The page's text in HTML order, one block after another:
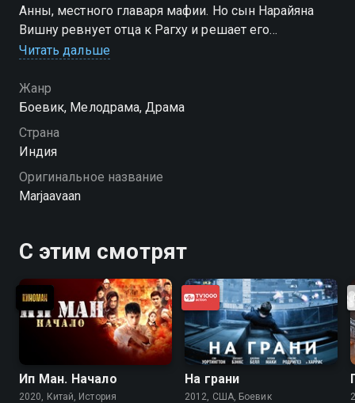
Анны, местного главаря мафии. Но сын Нарайяна
Вишну ревнует отца к Рагху и решает его
подставить. Последствия этой выходки
Читать дальше
Жанр
Боевик, Мелодрама, Драма
Страна
Индия
Оригинальное название
Marjaavaan
С этим смотрят
Ип Ман. Начало
2020, Китай, История
На грани
2012, США, Боевик